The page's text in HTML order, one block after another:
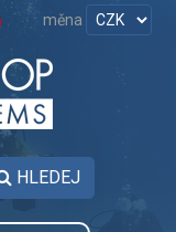
měna
HLEDEJ